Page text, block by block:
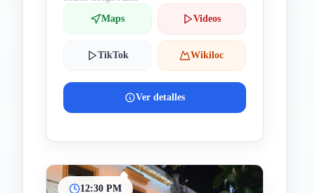
Maps Videos
TikTok Wikiloc
Ver detalles
12:30 PM